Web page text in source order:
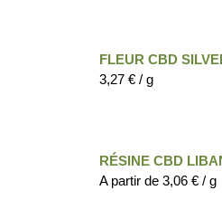
FLEUR CBD
3,27 € / g
RÉSINE CBD
A partir de 3,06 € / g